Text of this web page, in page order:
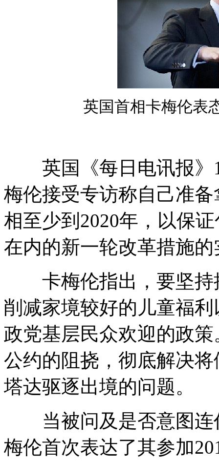
英国首相卡梅伦表
英国《每日电讯报
梅伦接受专访称自己准
相至少到2020年，以保
在内的新一轮改革措施的
卡梅伦指出，要坚持
削减家境较好的儿童福
政党基层民众欢迎的政
公约的阻挠，彻底解决
塔达驱逐出境的问题。
当被问及是否意图连
梅伦首次表达了其参加